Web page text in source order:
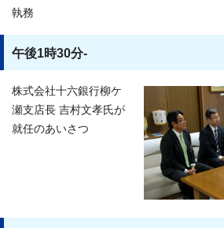
執務
午後1時30分-
株式会社十六銀行柳ケ
瀬支店長 吉村文孝氏が
就任のあいさつ